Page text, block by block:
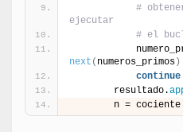
#
ejecutar
# el
next ( numeros_primos )
continue
        resultado.
n =